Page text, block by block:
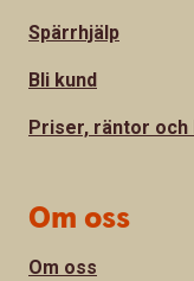
Spärrhjälp
Bli kund
Priser, räntor
Om oss
Om oss